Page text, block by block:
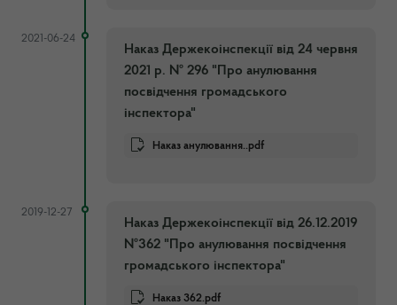
2021-06-24
Наказ Держекоінспекції від 24 червня
2021 р. № 296 "Про анулювання
посвідчення громадського
інспектора"
Наказ анулювання..pdf
2019-12-27
Наказ Держекоінспекції від 26.12.2019
№362 "Про анулювання посвідчення
громадського інспектора"
Наказ 362.pdf